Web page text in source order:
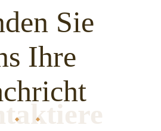
Sie
Ihre